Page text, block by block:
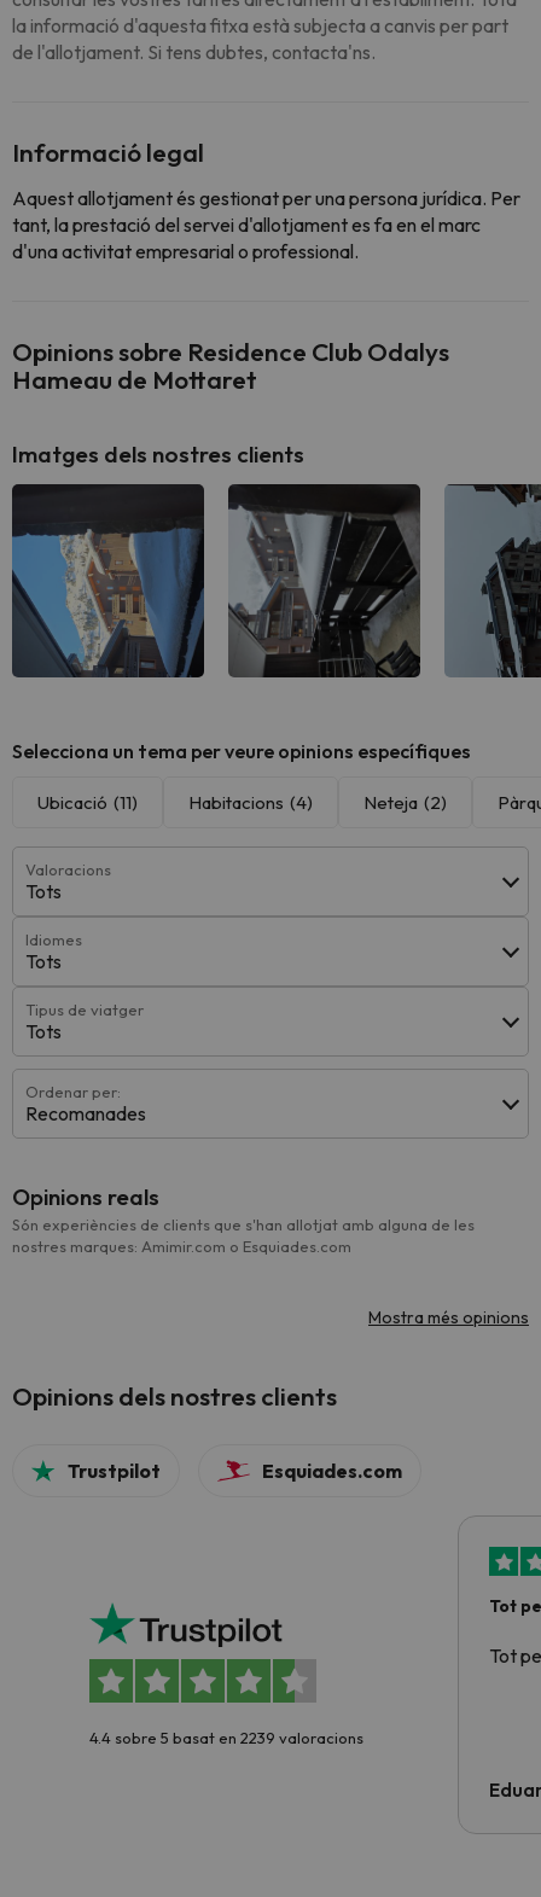
la informació d'aquesta fitxa està subjecta a canvis per part
de l'allotjament. Si tens dubtes, contacta'ns.
Informació legal
Aquest allotjament és gestionat per una persona jurídica. Per
tant, la prestació del servei d'allotjament es fa en el marc
d'una activitat empresarial o professional.
Opinions sobre Residence Club Odalys
Hameau de Mottaret
Imatges dels nostres clients
Selecciona un tema per veure opinions específiques
Ubicació (11) Habitacions (4) Neteja (2)
Valoracions
Tots
Idiomes
Tots
Tipus de viatger
Tots
Ordenar per:
Recomanades
Opinions reals
Són experiències de clients que s'han allotjat amb alguna de les
nostres marques: Amimir.com o Esquiades.com
Mostra més opinions
Opinions dels nostres clients
Trustpilot Esquiades.com
4.4 sobre 5 basat en 2239 valoracions
Tot
Tot